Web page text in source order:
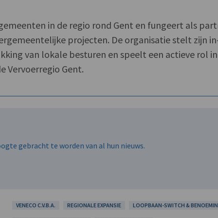
in de regio rond Gent en fungeert als
projecten. De organisatie stelt zijn
van lokale besturen en speelt een actieve rol
Vervoerregio Gent.
gebracht te worden van al hun nieuws.
VENECO C.V.B.A. REGIONALE EXPANSIE LOOPBAAN-SWITCH &